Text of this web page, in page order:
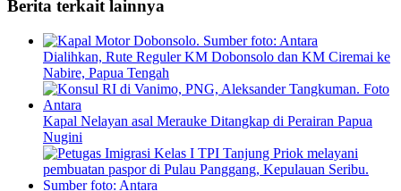
Berita terkait lainnya
Dialihkan, Rute Reguler KM Dobonsolo dan KM Ciremai ke
Nabire, Papua Tengah
Kapal Nelayan asal Merauke Ditangkap di Perairan Papua
Nugini